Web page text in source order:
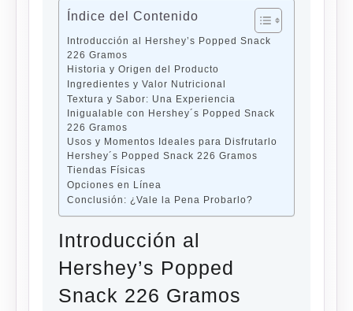
Índice del Contenido
Introducción al Hershey’s Popped Snack
226 Gramos
Historia y Origen del Producto
Ingredientes y Valor Nutricional
Textura y Sabor: Una Experiencia
Inigualable con Hershey´s Popped Snack
226 Gramos
Usos y Momentos Ideales para Disfrutarlo
Hershey´s Popped Snack 226 Gramos
Tiendas Físicas
Opciones en Línea
Conclusión: ¿Vale la Pena Probarlo?
Introducción al
Hershey’s Popped
Snack 226 Gramos